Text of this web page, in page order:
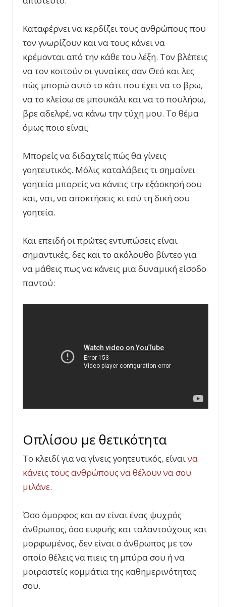
Καταφέρνει να κερδίζει τους ανθρώπους που
τον γνωρίζουν και να τους κάνει να
κρέμονται από την κάθε του λέξη. Τον βλέπεις
να τον κοιτούν οι γυναίκες σαν Θεό και λες
πώς μπορώ αυτό το κάτι που έχει να το βρω,
να το κλείσω σε μπουκάλι και να το πουλήσω,
βρε αδελφέ, να κάνω την τύχη μου. Το θέμα
όμως ποιο είναι;
Μπορείς να διδαχτείς πώς θα γίνεις
γοητευτικός. Μόλις καταλάβεις τι σημαίνει
γοητεία μπορείς να κάνεις την εξάσκησή σου
και, ναι, να αποκτήσεις κι εσύ τη δική σου
γοητεία.
Και επειδή οι πρώτες εντυπώσεις είναι
σημαντικές, δες και το ακόλουθο βίντεο για
να μάθεις πως να κάνεις μια δυναμική είσοδο
παντού:
Οπλίσου με θετικότητα
Το κλειδί για να γίνεις γοητευτικός, είναινα
κάνεις τους ανθρώπους να θέλουν να σου
μιλάνε.
Όσο όμορφος και αν είναι ένας ψυχρός
άνθρωπος, όσο ευφυής και ταλαντούχους και
μορφωμένος, δεν είναι ο άνθρωπος με τον
οποίο θέλεις να πιεις τη μπύρα σου ή να
μοιραστείς κομμάτια της καθημερινότητας
σου.